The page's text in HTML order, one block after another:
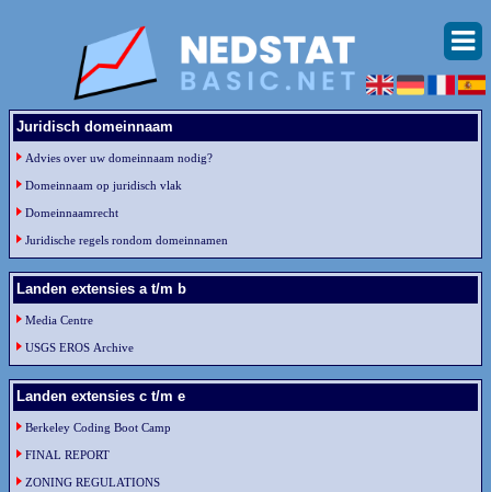
Juridisch domeinnaam
Advies over uw domeinnaam nodig?
Domeinnaam op juridisch vlak
Domeinnaamrecht
Juridische regels rondom domeinnamen
Landen extensies a t/m b
Media Centre
USGS EROS Archive
Landen extensies c t/m e
Berkeley Coding Boot Camp
FINAL REPORT
ZONING REGULATIONS